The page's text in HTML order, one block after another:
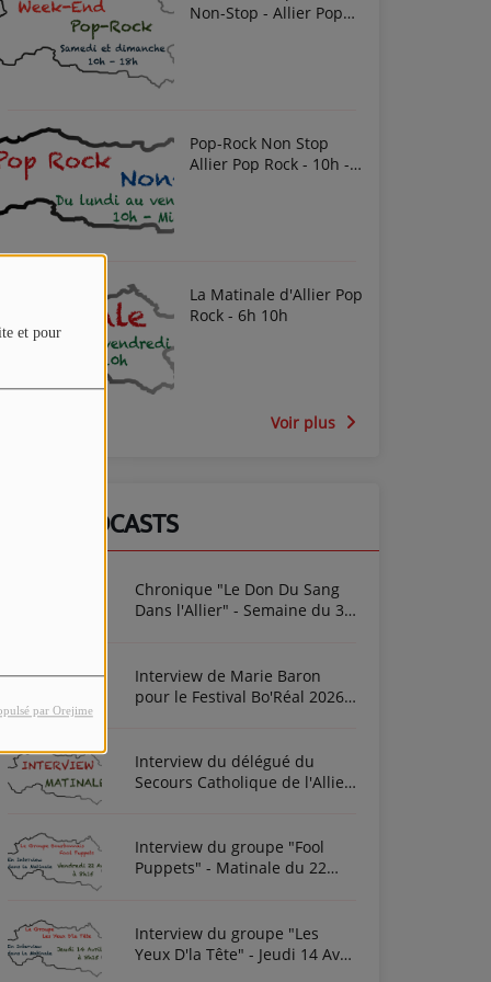
et pour
par Orejime
Non-Stop - Allier Pop
Pop-Rock Non Stop
Allier Pop Rock - 10h -
La Matinale d'Allier Pop
Rock - 6h 10h
Voir plus
NOS PODCASTS
Chronique "Le Don Du Sang
Dans l'Allier" - Semaine du 3
Interview de Marie Baron
pour le Festival Bo'Réal 2026
Interview du délégué du
Secours Catholique de l'Allier
Interview du groupe "Fool
Puppets" - Matinale du 22
Interview du groupe "Les
Yeux D'la Tête" - Jeudi 14 Avril